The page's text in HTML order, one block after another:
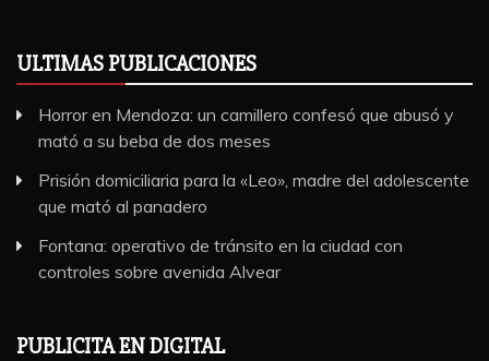
ULTIMAS PUBLICACIONES
Horror en Mendoza: un camillero confesó que abusó y
mató a su beba de dos meses
Prisión domiciliaria para la «Leo», madre del adolescente
que mató al panadero
Fontana: operativo de tránsito en la ciudad con
controles sobre avenida Alvear
PUBLICITA EN DIGITAL